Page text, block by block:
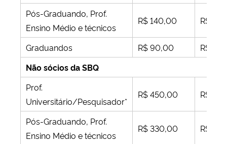
Pós-Graduando, Prof.
Ensino Médio e técnicos
R$ 140,00 R$
Graduandos R$ 90,00
R$
Não sócios da SBQ
Prof.
Universitário/Pesquisador*
R$ 450,00 R$
Pós-Graduando, Prof.
Ensino Médio e técnicos
R$ 330,00 R$